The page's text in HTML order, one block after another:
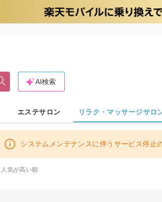
AI検索
エステサロン リラク・マッサージサロ
システムメンテナンスに伴うサービス停
人気が高い順